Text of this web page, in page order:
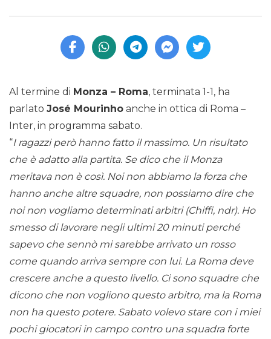
Al termine di Monza – Roma, terminata 1-1, ha
parlato José Mourinho anche in ottica di Roma –
Inter, in programma sabato.
“I ragazzi però hanno fatto il massimo. Un risultato
che è adatto alla partita. Se dico che il Monza
meritava non è così. Noi non abbiamo la forza che
hanno anche altre squadre, non possiamo dire che
noi non vogliamo determinati arbitri (Chiffi, ndr). Ho
smesso di lavorare negli ultimi 20 minuti perché
sapevo che sennò mi sarebbe arrivato un rosso
come quando arriva sempre con lui. La Roma deve
crescere anche a questo livello. Ci sono squadre che
dicono che non vogliono questo arbitro, ma la Roma
non ha questo potere. Sabato volevo stare con i miei
pochi giocatori in campo contro una squadra forte